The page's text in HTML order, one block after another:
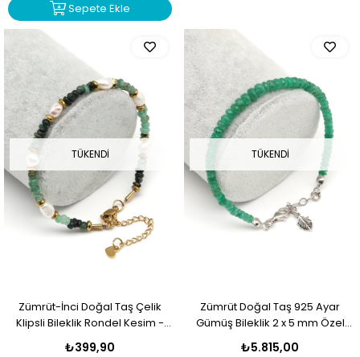
Sepete Ekle
TÜKENDI
Zümrüt-İnci Doğal Taş Çelik
Klipsli Bileklik Rondel Kesim -
BLK-2318
₺399,90
TÜKENDI
Zümrüt Doğal Taş 925 Ayar
Gümüş Bileklik 2 x 5 mm Özel
Kesim - BLK-2124
₺5.815,00